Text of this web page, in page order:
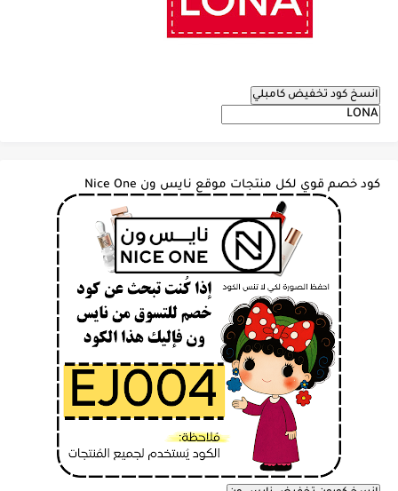
انسخ كود تخفيض كامبلي
كود خصم قوي لكل منتجات موقع نايس ون Nice One